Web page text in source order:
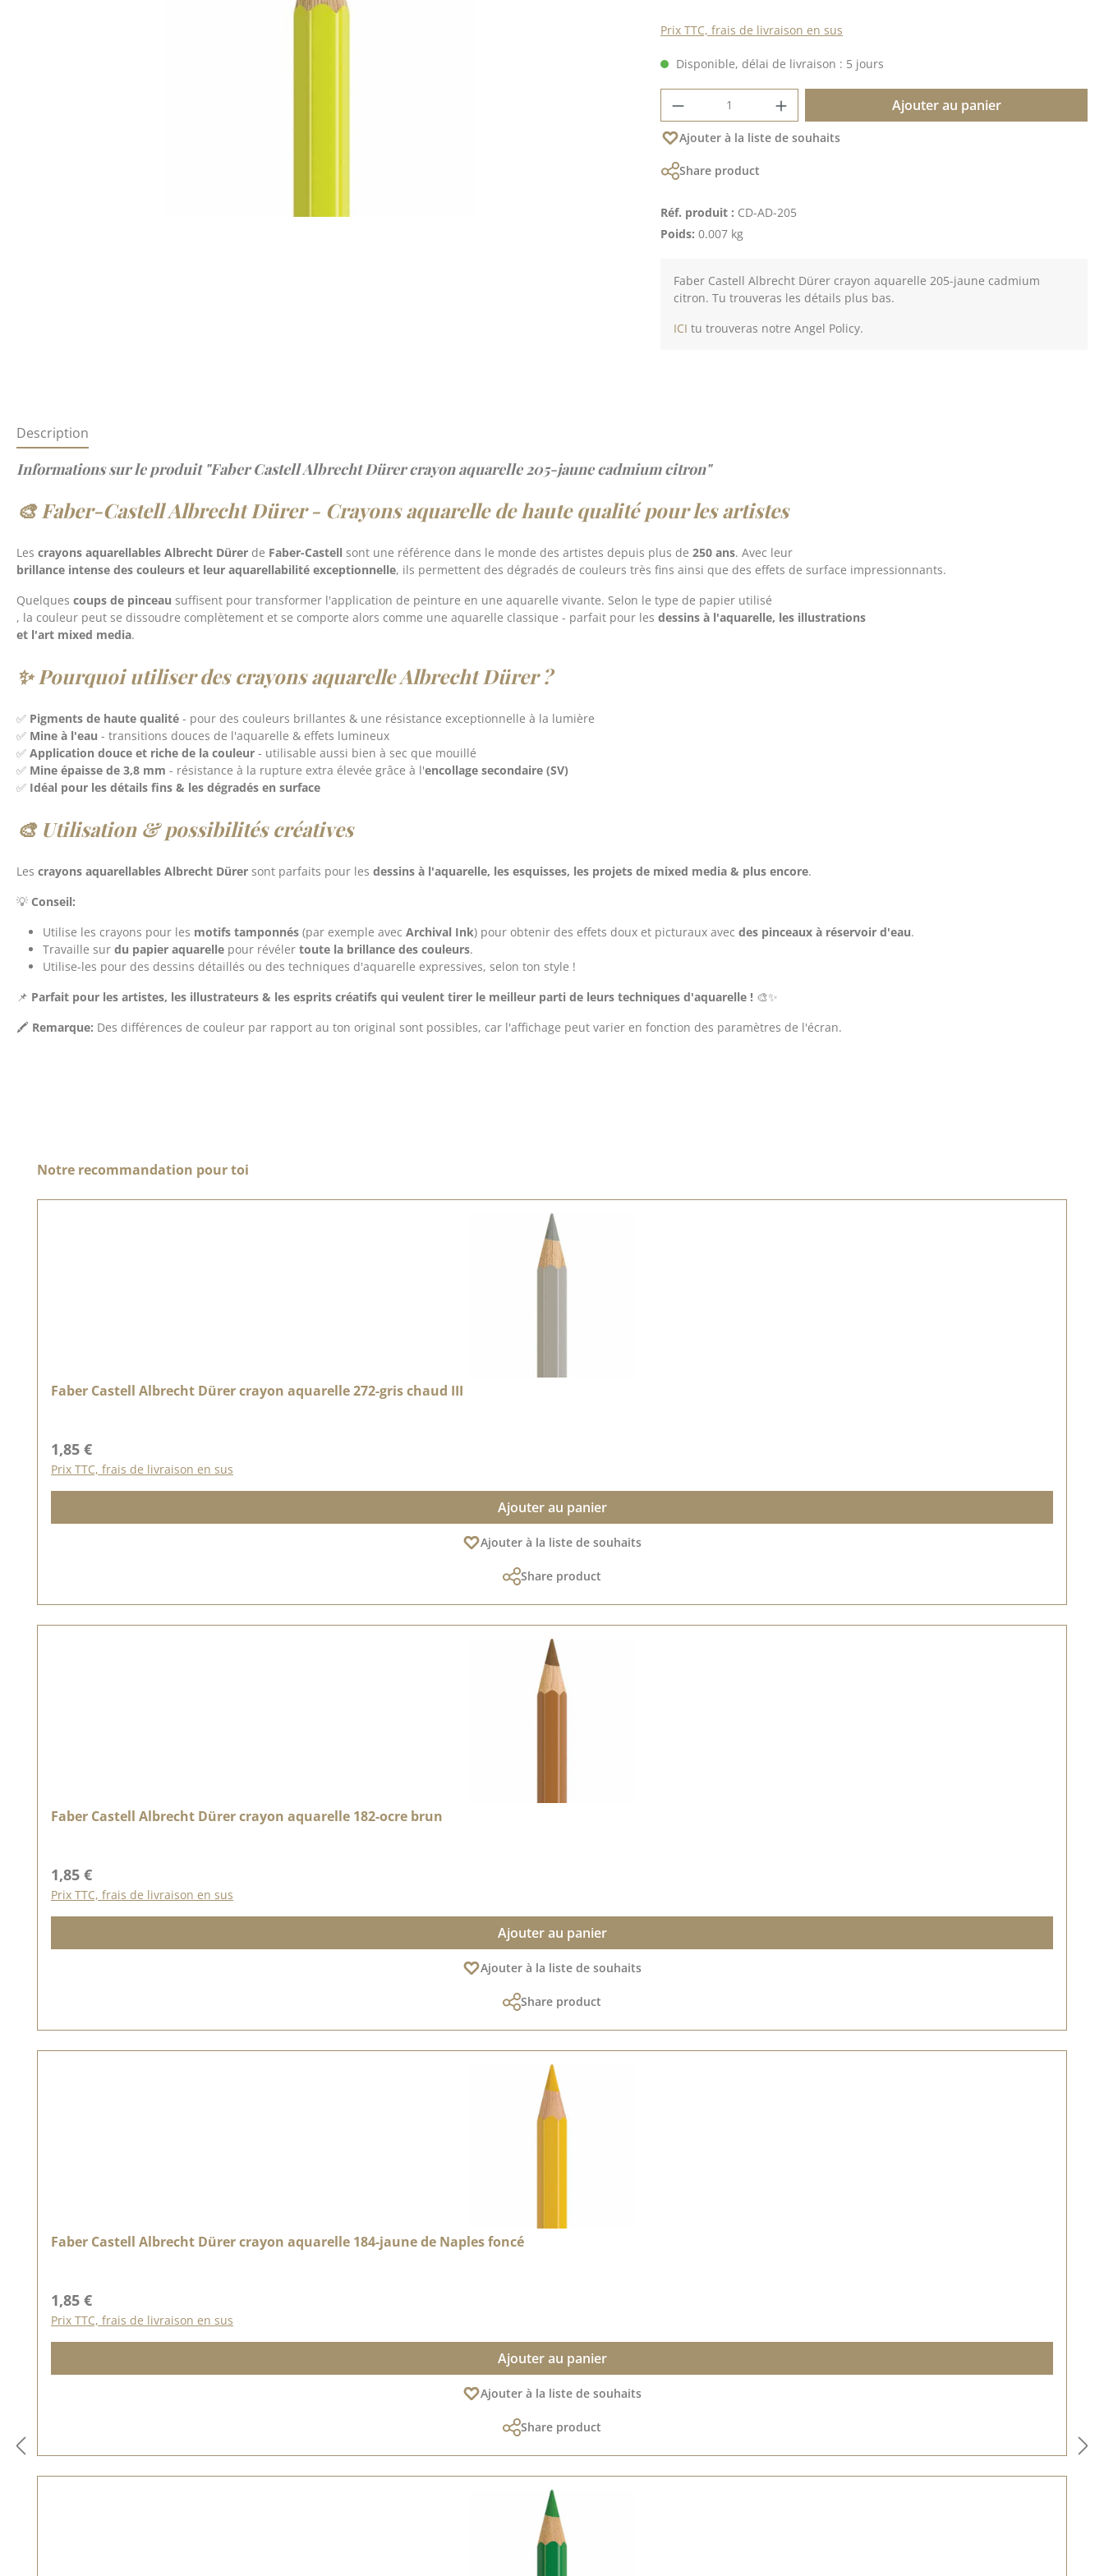
Prix TTC, frais de livraison en sus
Disponible, délai de livraison : 5 jours
Quantité de produit : Entrez la quantité
Ajouter au panier
Ajouter à la liste de souhaits
Share product
Réf. produit : CD-AD-205
Poids: 0.007 kg
Faber Castell Albrecht Dürer crayon aquarelle 205-jaune cadmium
citron. Tu trouveras les détails plus bas.
ICI tu trouveras notre Angel Policy.
Description
Informations sur le produit "Faber Castell Albrecht Dürer crayon aquarelle 205-jaune cadmium citron"
🎨 Faber-Castell Albrecht Dürer - Crayons aquarelle de haute qualité pour les artistes
Les crayons aquarellables Albrecht Dürer de Faber-Castell sont une référence dans le monde des artistes depuis plus de 250 ans. Avec leur
brillance intense des couleurs et leur aquarellabilité exceptionnelle, ils permettent des dégradés de couleurs très fins ainsi que des effets de surface impressionnants.
Quelques coups de pinceau suffisent pour transformer l'application de peinture en une aquarelle vivante. Selon le type de papier utilisé
, la couleur peut se dissoudre complètement et se comporte alors comme une aquarelle classique - parfait pour les dessins à l'aquarelle, les illustrations
et l'art mixed media.
✨ Pourquoi utiliser des crayons aquarelle Albrecht Dürer ?
✅ Pigments de haute qualité - pour des couleurs brillantes & une résistance exceptionnelle à la lumière
✅ Mine à l'eau - transitions douces de l'aquarelle & effets lumineux
✅ Application douce et riche de la couleur - utilisable aussi bien à sec que mouillé
✅ Mine épaisse de 3,8 mm - résistance à la rupture extra élevée grâce à l'encollage secondaire (SV)
✅ Idéal pour les détails fins & les dégradés en surface
🎨 Utilisation & possibilités créatives
Les crayons aquarellables Albrecht Dürer sont parfaits pour les dessins à l'aquarelle, les esquisses, les projets de mixed media & plus encore.
💡 Conseil:
Utilise les crayons pour les motifs tamponnés (par exemple avec Archival Ink) pour obtenir des effets doux et picturaux avec des pinceaux à réservoir d'eau.
Travaille sur du papier aquarelle pour révéler toute la brillance des couleurs.
Utilise-les pour des dessins détaillés ou des techniques d'aquarelle expressives, selon ton style !
📌 Parfait pour les artistes, les illustrateurs & les esprits créatifs qui veulent tirer le meilleur parti de leurs techniques d'aquarelle ! 🎨✨
🖍️ Remarque: Des différences de couleur par rapport au ton original sont possibles, car l'affichage peut varier en fonction des paramètres de l'écran.
Ignorer la galerie de produits
Notre recommandation pour toi
Faber Castell Albrecht Dürer crayon aquarelle 272-gris chaud III
Prix régulier :
1,85 €
Prix TTC, frais de livraison en sus
Ajouter au panier
Ajouter à la liste de souhaits
Share product
Faber Castell Albrecht Dürer crayon aquarelle 182-ocre brun
Prix régulier :
1,85 €
Prix TTC, frais de livraison en sus
Ajouter au panier
Ajouter à la liste de souhaits
Share product
Faber Castell Albrecht Dürer crayon aquarelle 184-jaune de Naples foncé
Prix régulier :
1,85 €
Prix TTC, frais de livraison en sus
Ajouter au panier
Ajouter à la liste de souhaits
Share product